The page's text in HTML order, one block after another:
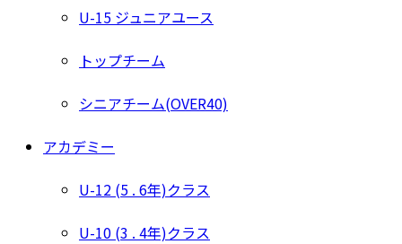
U-15 ジュニアユース
トップチーム
シニアチーム(OVER40)
アカデミー
U-12 (5 . 6年)クラス
U-10 (3 . 4年)クラス